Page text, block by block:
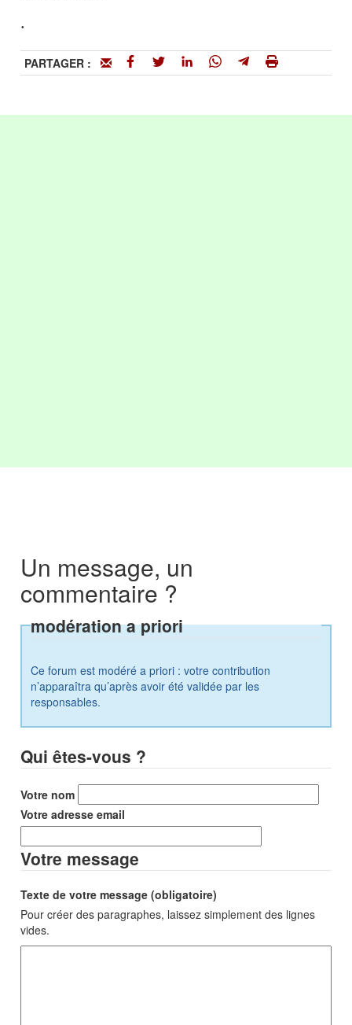
.
PARTAGER :
Un message, un
commentaire ?
modération a priori
Ce forum est modéré a priori : votre contribution
n’apparaîtra qu’après avoir été validée par les
responsables.
Qui êtes-vous ?
Votre nom
Votre adresse email
Votre message
Texte de votre message (obligatoire)
Pour créer des paragraphes, laissez simplement des lignes
vides.